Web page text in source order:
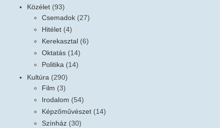
Közélet (93)
Csemadok (27)
Hitélet (4)
Kerekasztal (6)
Oktatás (14)
Politika (14)
Kultúra (290)
Film (3)
Irodalom (54)
Képzőművészet (14)
Színház (30)